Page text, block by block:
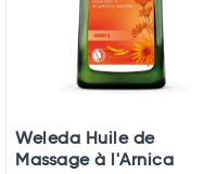
Weleda Huile de
Massage à l'Arnica